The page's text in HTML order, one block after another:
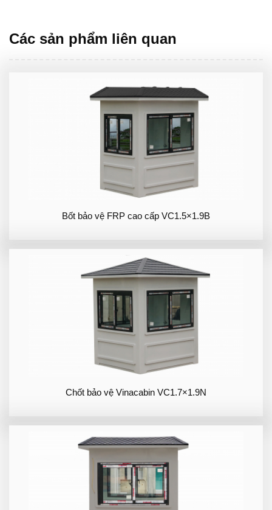
Các sản phẩm liên quan
Bốt bảo vệ FRP cao cấp VC1.5×1.9B
Chốt bảo vệ Vinacabin VC1.7×1.9N